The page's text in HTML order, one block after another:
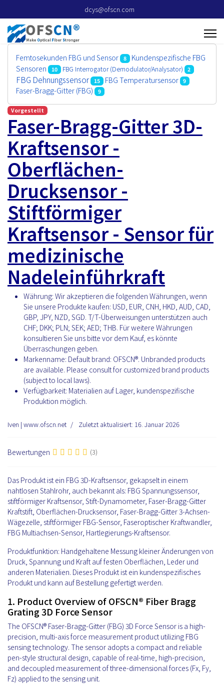
dcys@ofscn.com
Femtosekunden FBG und Sensor 8
Kundenspezifische FBG
Sensoren
10 FBG Interrogator (Demodulator/Analysator) 2
FBG Dehnungssensor 15 FBG Temperatursensor 9
Faser-Bragg-Gitter (FBG) 9
Vorgestellt
Faser-Bragg-Gitter 3D-
Kraftsensor -
Oberflächen-
Drucksensor -
Stiftförmiger
Kraftsensor - Sensor für
medizinische
Nadeleinführkraft
Währung: Wir akzeptieren die folgenden Währungen, wenn
Sie unsere Produkte kaufen: USD, EUR, CNH, HKD, AUD, CAD,
GBP, JPY, NZD, SGD. T/T-Überweisungen unterstützen auch
CHF; DKK; PLN; SEK; AED; THB. Für weitere Währungen
konsultieren Sie uns bitte vor dem Kauf, es könnte
Überraschungen geben.
Markenname: Default brand: OFSCN®. Unbranded products
are available. Please consult for customized brand products
(subject to local laws).
Verfügbarkeit: Materialien auf Lager, kundenspezifische
Produktion möglich.
Iven | www.ofscn.net Zuletzt aktualisiert: 16. Januar 2026
Bewertungen (3)
Das Produkt ist ein FBG 3D-Kraftsensor, gekapselt in einem
nahtlosen Stahlrohr, auch bekannt als: FBG Spannungssensor,
stiftförmiger Kraftsensor, Stift-Dynamometer, Faser-Bragg-Gitter
Kraftstift, Oberflächen-Drucksensor, Faser-Bragg-Gitter 3-Achsen-
Wägezelle, stiftförmiger FBG-Sensor, Faseroptischer Kraftwandler,
FBG Multiachsen-Sensor, Hartlegierungs-Kraftsensor.
Produktfunktion: Handgehaltene Messung kleiner Änderungen von
Druck, Spannung und Kraft auf festen Oberflächen, Leder und
anderen Materialien. Dieses Produkt ist ein kundenspezifisches
Produkt und kann auf Bestellung gefertigt werden.
1. Product Overview of OFSCN® Fiber Bragg
Grating 3D Force Sensor
The OFSCN® Faser-Bragg-Gitter (FBG) 3D Force Sensor is a high-
precision, multi-axis force measurement product utilizing FBG
sensing technology. The sensor adopts a compact and reliable
pen-style structural design, capable of real-time, high-precision,
and decoupled measurement of three-dimensional forces (Fx, Fy,
Fz) applied to the sensing unit.